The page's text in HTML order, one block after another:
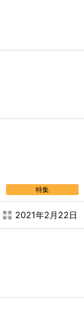
特集
2021年2月22日